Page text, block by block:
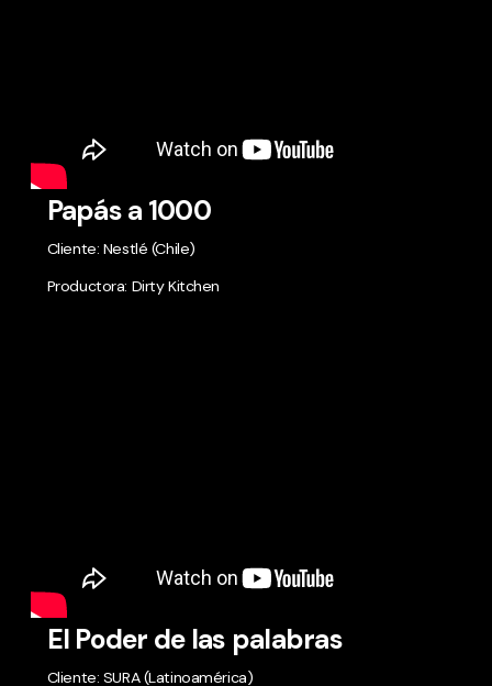
Papás a 1000
Cliente: Nestlé (Chile)
Productora: Dirty Kitchen
El Poder de las palabras
Cliente: SURA (Latinoamérica)